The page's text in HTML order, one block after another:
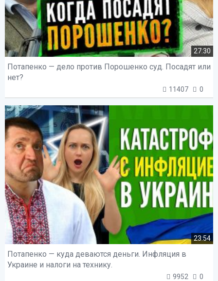
27:30
Потапенко — дело против Порошенко суд. Посадят или
нет?
11407 0
23:54
Потапенко — куда деваются деньги. Инфляция в
Украине и налоги на технику.
9952 0